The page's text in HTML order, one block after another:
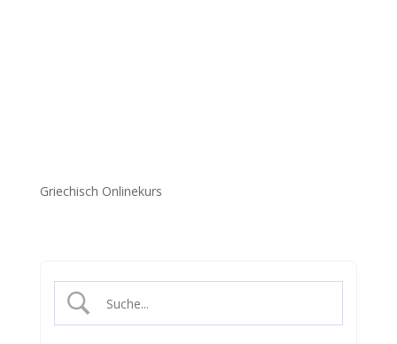
Griechisch Onlinekurs